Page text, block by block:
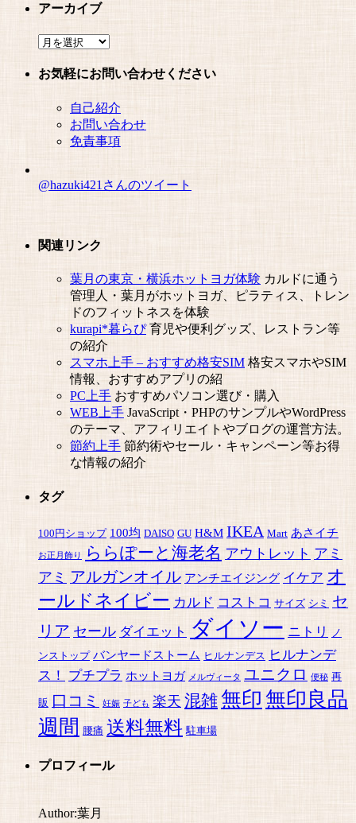
アーカイブ
ア
カ
お気軽にお問い合わせください
自己紹介
お問い合わせ
免責事項
@hazuki421さんのツイート
関連リンク
葉月の東京・横浜ホットヨガ体験 カルドに通う
管理人・葉月がホットヨガ、ピラティス、トレン
ドのフィットネスを体験
kurapi*暮らぴ育児や便利グッズ、レストラン等
の紹介
スマホ上手 – おすすめ格安SIM 格安スマホやSIM
情報、おすすめアプリの紹
PC上手 おすすめパソコン選び・購入
WEB上手 JavaScript・PHPのサンプルやWordPress
のテーマ、アフィリエイトやブログの運営方法。
節約上手 節約術やセール・キャンペーン等お得
な情報の紹介
タグ
100円ショップ 100均 DAISO GU H&M IKEA Mart あさイチ
お正月飾り ららぽーと海老名 アウトレット アミ
アミ アルガンオイル アンチエイジング イケア オ
ールドネイビー カルド コストコ サイズ シミ セ
リア セール ダイエット ダイソー ニトリ
ノ
ンストップ バンヤードストーム ヒルナンデス ヒルナンデ
ス！
プチプラ ホットヨガ メルヴィータ ユニクロ 便秘 再
販 口コミ 妊娠 子ども 楽天 混雑無印 無印良品
週間 腰痛 送料無料 駐車場
プロフィール
Author:葉月